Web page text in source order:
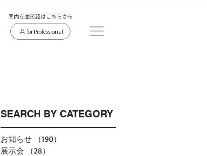
​国内在庫確認はこちらから
for Professional
SEARCH BY CATEGORY
お知らせ （190）
展示会
（28）